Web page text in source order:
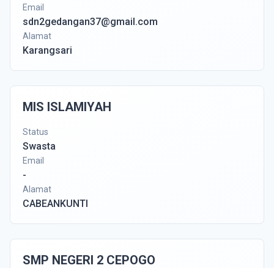
Email
sdn2gedangan37@gmail.com
Alamat
Karangsari
MIS ISLAMIYAH
Status
Swasta
Email
-
Alamat
CABEANKUNTI
SMP NEGERI 2 CEPOGO